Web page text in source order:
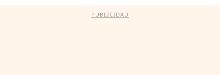
PUBLICIDAD